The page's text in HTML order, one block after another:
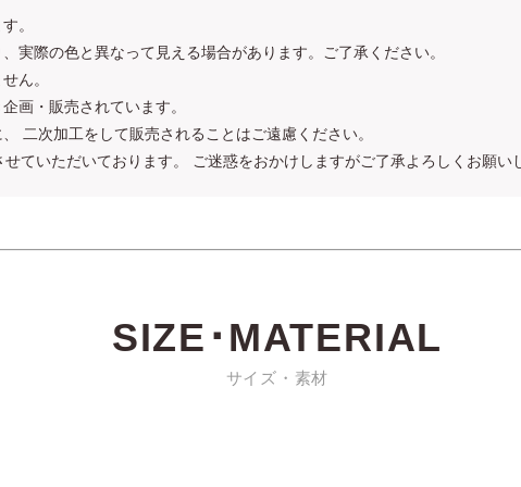
。
実際の色と異なって見える場合があります。ご了承ください。
ん。
画・販売されています。
二次加工をして販売されることはご遠慮ください。
ていただいております。 ご迷惑をおかけしますがご了承よろしくお願い
SIZE･MATERIAL
サイズ・素材